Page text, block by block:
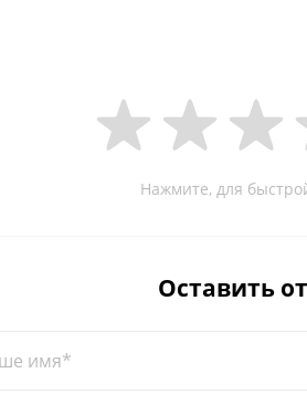
Нажмите, для
Оставить
имя*